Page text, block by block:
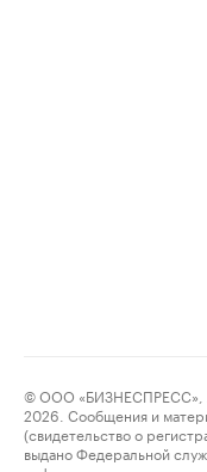
© ООО «БИЗНЕСПРЕСС»,
2026. Сообщения и
(свидетельство о
выдано Федеральной